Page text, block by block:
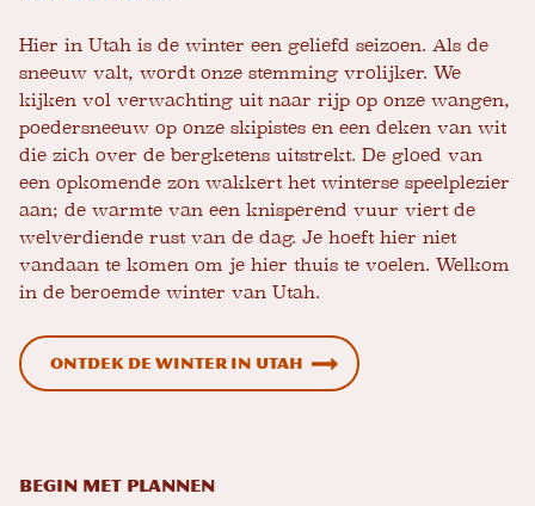
Hier in Utah is de winter een geliefd seizoen. Als de
sneeuw valt, wordt onze stemming vrolijker. We
kijken vol verwachting uit naar rijp op onze wangen,
poedersneeuw op onze skipistes en een deken van wit
die zich over de bergketens uitstrekt. De gloed van
een opkomende zon wakkert het winterse speelplezier
aan; de warmte van een knisperend vuur viert de
welverdiende rust van de dag. Je hoeft hier niet
vandaan te komen om je hier thuis te voelen. Welkom
in de beroemde winter van Utah.
Ontdek de winter in Utah
Begin met plannen